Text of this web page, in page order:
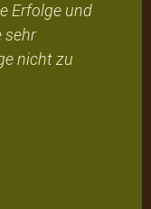
Erfolge und
sehr
nicht zu